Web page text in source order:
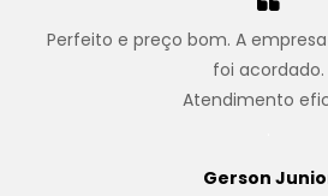
Perfeito e preço bom. A
foi acordado.
Atendimento
Gerson